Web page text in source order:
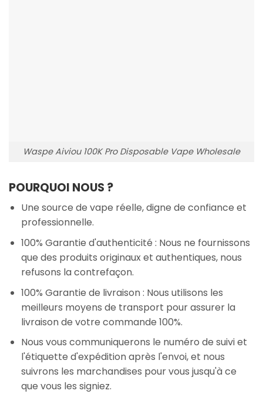
Waspe Aiviou 100K Pro Disposable Vape Wholesale
POURQUOI NOUS ?
Une source de vape réelle, digne de confiance et
professionnelle.
100% Garantie d'authenticité : Nous ne fournissons
que des produits originaux et authentiques, nous
refusons la contrefaçon.
100% Garantie de livraison : Nous utilisons les
meilleurs moyens de transport pour assurer la
livraison de votre commande 100%.
Nous vous communiquerons le numéro de suivi et
l'étiquette d'expédition après l'envoi, et nous
suivrons les marchandises pour vous jusqu'à ce
que vous les signiez.